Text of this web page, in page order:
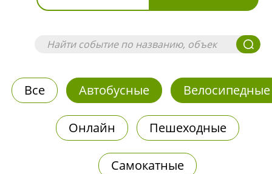
Все Автобусные Велосипедные
Онлайн Пешеходные
Самокатные